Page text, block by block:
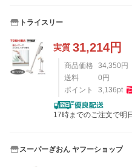
トライスリー
実質 31,214円
商品価格 34,350円
送料
0円
ポイント
3,136pt
17時までのご注文で明
スーパーぎおん ヤフーショップ